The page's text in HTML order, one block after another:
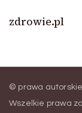
zdrowie.pl
© prawa
Wszelkie prawa